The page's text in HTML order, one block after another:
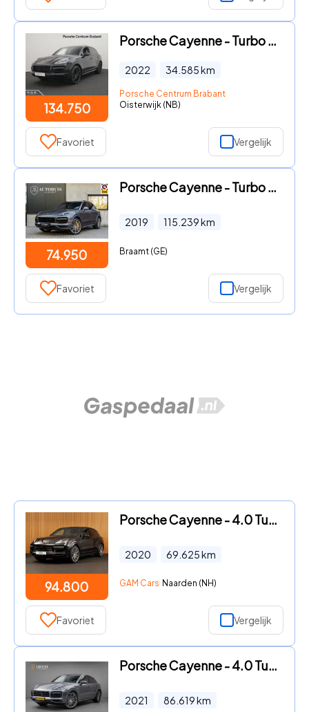
134.750
Porsche Cayenne - Turbo S E-Hybrid
2022 34.585km
Porsche Centrum Brabant
Oisterwijk (NB)
Favoriet Vergelijk
74.950
Porsche Cayenne - Turbo S E-Hybrid Ceramic Burmester Pano 22'
2019 115.239km
Braamt (GE)
Favoriet Vergelijk
94.800
Porsche Cayenne - 4.0 Turbo S E-Hybrid PANO | 18WEG | PCCB | PDCC | HUD
2020 69.625km
GAM Cars Naarden (NH)
Favoriet Vergelijk
Porsche Cayenne - 4.0 Turbo S E-Hybrid 680pk|Burmester|Keramisch|Luchtvering|S
2021 86.619km